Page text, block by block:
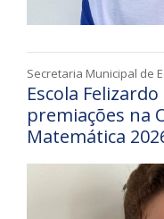
Secretaria Municipal de
Escola
premiações na
Matemática